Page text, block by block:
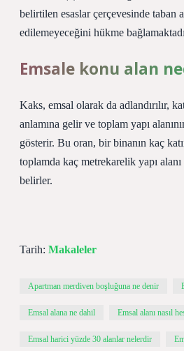
belirtilen esaslar çerçevesinde taban
edilemeyeceğini hükme
Emsale konu alan
Kaks, emsal olarak da adlandırılır,
anlamına gelir ve toplam yapı
gösterir. Bu oran, bir binanın kaç
toplamda kaç metrekarelik yapı
belirler.
Tarih: Makaleler
Apartman merdiven boşluğuna ne denir
Emsal alana ne dahil Emsal alanı nasıl
Emsal harici yüzde 30 alanlar nelerdir